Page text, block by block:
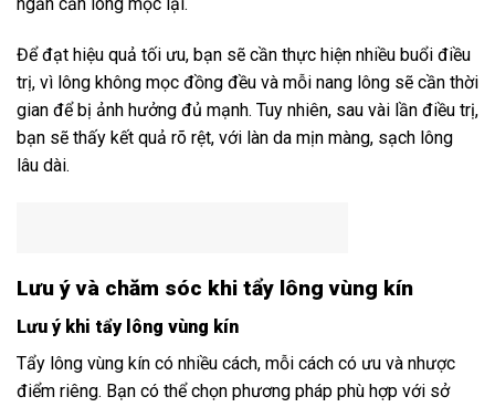
Để đạt hiệu quả tối ưu, bạn sẽ cần thực hiện nhiều buổi điều
trị, vì lông không mọc đồng đều và mỗi nang lông sẽ cần thời
gian để bị ảnh hưởng đủ mạnh. Tuy nhiên, sau vài lần điều trị,
bạn sẽ thấy kết quả rõ rệt, với làn da mịn màng, sạch lông
lâu dài.
Lưu ý và chăm sóc khi tẩy lông vùng kín
Lưu ý khi tẩy lông vùng kín
Tẩy lông vùng kín có nhiều cách, mỗi cách có ưu và nhược
điểm riêng. Bạn có thể chọn phương pháp phù hợp với sở